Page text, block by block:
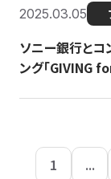
2025.03.05
ソニー銀行とコ
ング「GIVING
1 ...